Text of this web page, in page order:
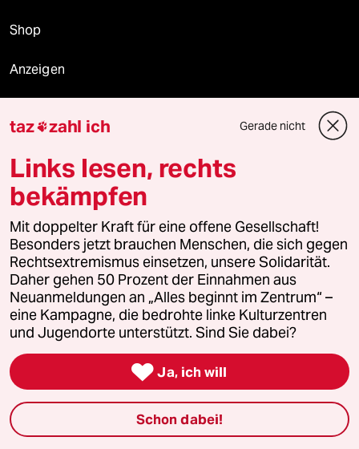
Shop
Anzeigen
Feedback
Aboservice
ePaper Login
Downloads für Abonnierende
© 2026 taz Verlags und Vertriebs GmbH
wenden Sie sich bitte anlizenzen@taz.de
taz zahl ich Gerade nicht
Links lesen, rechts
bekämpfen
Mit doppelter Kraft für eine offene Gesellschaft!
Besonders jetzt brauchen Menschen, die sich gegen
Rechtsextremismus einsetzen, unsere Solidarität.
Daher gehen 50 Prozent der Einnahmen aus
Neuanmeldungen an „Alles beginnt im Zentrum“ –
eine Kampagne, die bedrohte linke Kulturzentren
und Jugendorte unterstützt. Sind Sie dabei?
 Ja, ich will
Schon dabei!